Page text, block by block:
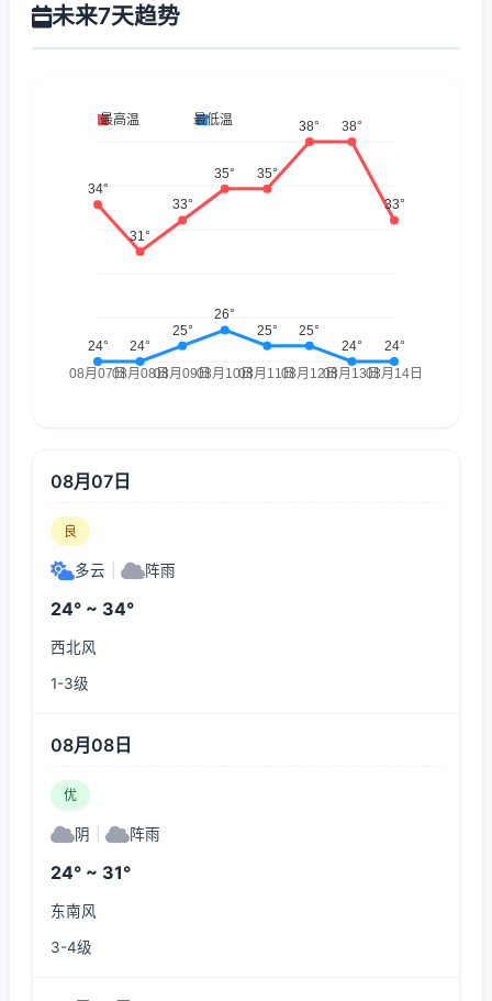
未来7天趋势
08月07日
良
多云 阵雨
24° ~ 34°
西北风
1-3级
08月08日
优
阴 阵雨
24° ~ 31°
东南风
3-4级